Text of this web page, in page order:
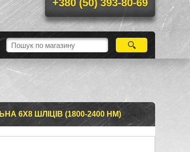
+380 (50) 393-80-69
6Х8 ШЛІЦІВ (1800-2400 НМ)